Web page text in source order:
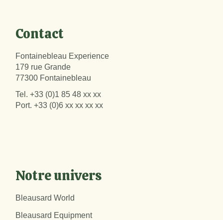
Contact
Fontainebleau Experience
179 rue Grande
77300 Fontainebleau
Tel.+33 (0)1 85 48 xx xx
Port.+33 (0)6 xx xx xx xx
Notre univers
Bleausard World
Bleausard Equipment